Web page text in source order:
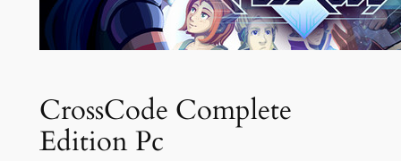
CrossCode Complete
Edition Pc